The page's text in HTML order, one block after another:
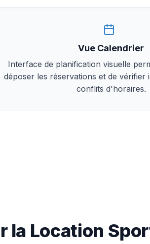
Vue Calendrier
Interface de planification visuelle
déposer les réservations et de vérifier
conflits d'horaires.
la Location